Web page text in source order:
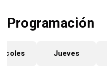
Programación
Jueves